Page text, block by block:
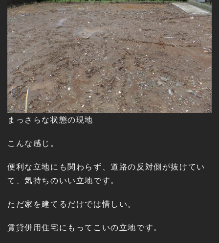
まっさらな状態の現地
こんな感じ。
便利な立地にも関わらず、道路の反対側が抜けてい
て、気持ちのいい立地です。
ただ家を建てるだけでは惜しい。
賃貸併用住宅にもってこいの立地です。